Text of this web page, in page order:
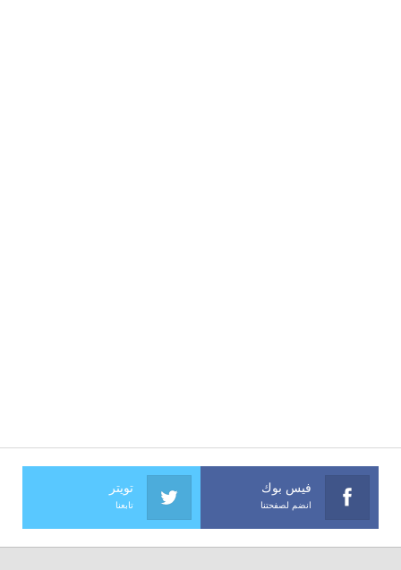
فيس بوك
انضم لصفحتنا
تويتر
تابعنا